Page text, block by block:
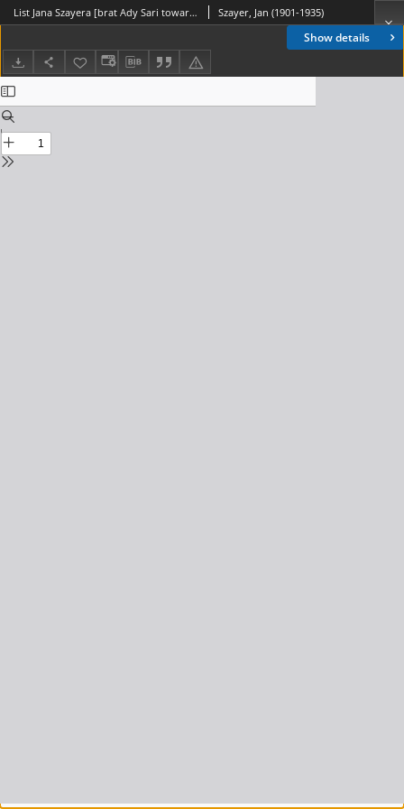
Show details
List Jana Szayera [brat Ady Sari towarzyszący jej w podróżach artystycznych] z 1925-06-07 Szayer, Jan (1901-1935)